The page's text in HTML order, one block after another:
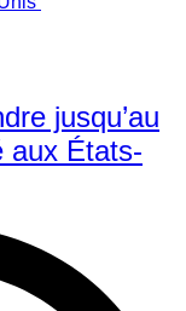
jusqu’au
aux États-